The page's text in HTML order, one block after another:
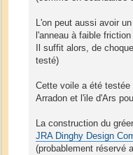
L'on peut aussi avoir
l'anneau à faible
Il suffit alors, de
testé)
Cette voile a été
Arradon et l'ile d'Ars
La construction du
JRA Dinghy Design
(probablement réservé